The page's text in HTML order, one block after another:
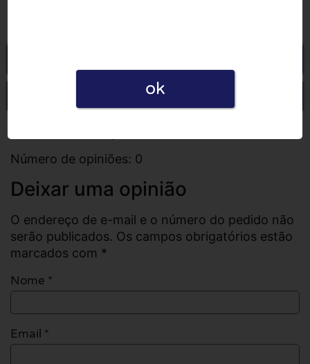
Escrever uma opinião
Número de opiniões: 0
Deixar uma opinião
O endereço de e-mail e o número do pedido não
serão publicados. Os campos obrigatórios estão
marcados com *
Nome *
Email *
ok